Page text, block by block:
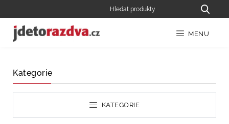
MENU
Kategorie
KATEGORIE